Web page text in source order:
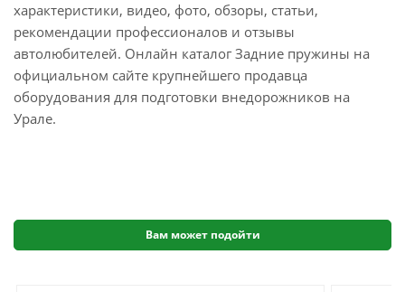
характеристики, видео, фото, обзоры, статьи,
рекомендации профессионалов и отзывы
автолюбителей. Онлайн каталог Задние пружины на
официальном сайте крупнейшего продавца
оборудования для подготовки внедорожников на
Урале.
Вам может подойти